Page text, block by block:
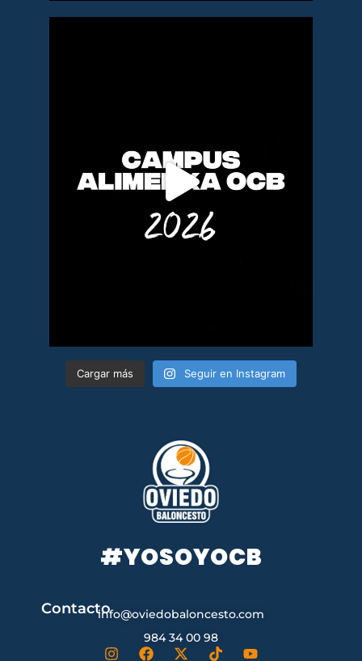
Cargar más Seguir en Instagram
#YOSOYOCB
Contactoinfo@oviedobaloncesto.com
984 34 00 98